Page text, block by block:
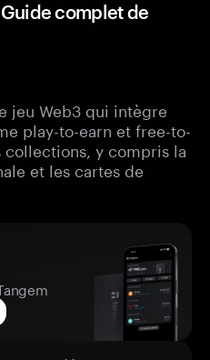
Guide complet de
jeu Web3 qui intègre
play-to-earn et free-to-
y compris la
et les cartes de